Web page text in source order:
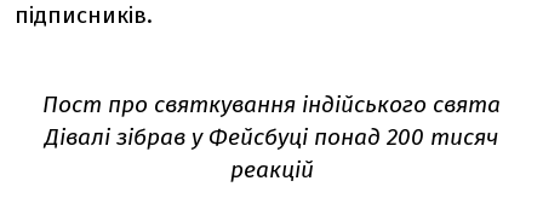
підписників.
Пост про святкування індійського свята
Дівалі зібрав у Фейсбуці понад 200 тисяч
реакцій